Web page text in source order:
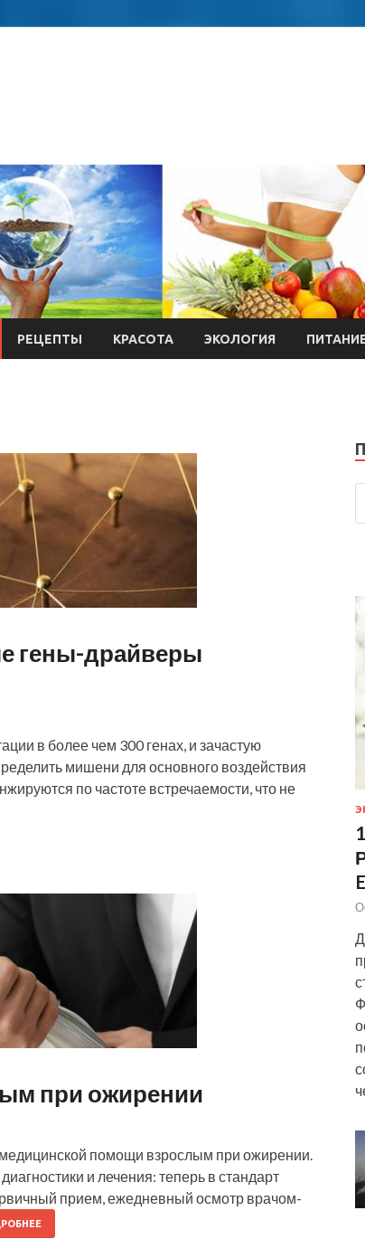
РЕЦЕПТЫ КРАСОТА ЭКОЛОГИЯ
гены-драйверы
в более чем 300 генах, и зачастую
мишени для основного воздействия
по частоте встречаемости, что не
при ожирении
помощи взрослым при ожирении.
и лечения: теперь в стандарт
прием, ежедневный осмотр врачом-